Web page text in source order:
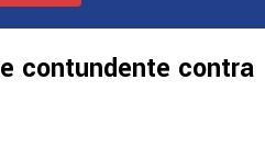
contundente contra